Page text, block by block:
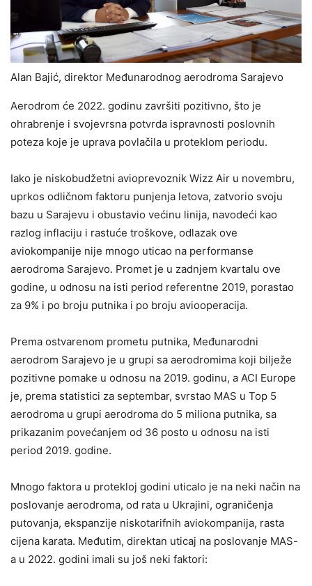
Alan Bajić, direktor Međunarodnog aerodroma Sarajevo
Aerodrom će 2022. godinu završiti pozitivno, što je
ohrabrenje i svojevrsna potvrda ispravnosti poslovnih
poteza koje je uprava povlačila u proteklom periodu.
Iako je niskobudžetni avioprevoznik Wizz Air u novembru,
uprkos odličnom faktoru punjenja letova, zatvorio svoju
bazu u Sarajevu i obustavio većinu linija, navodeći kao
razlog inflaciju i rastuće troškove, odlazak ove
aviokompanije nije mnogo uticao na performanse
aerodroma Sarajevo. Promet je u zadnjem kvartalu ove
godine, u odnosu na isti period referentne 2019, porastao
za 9% i po broju putnika i po broju aviooperacija.
Prema ostvarenom prometu putnika, Međunarodni
aerodrom Sarajevo je u grupi sa aerodromima koji bilježe
pozitivne pomake u odnosu na 2019. godinu, a ACI Europe
je, prema statistici za septembar, svrstao MAS u Top 5
aerodroma u grupi aerodroma do 5 miliona putnika, sa
prikazanim povećanjem od 36 posto u odnosu na isti
period 2019. godine.
Mnogo faktora u protekloj godini uticalo je na neki način na
poslovanje aerodroma, od rata u Ukrajini, ograničenja
putovanja, ekspanzije niskotarifnih aviokompanija, rasta
cijena karata. Međutim, direktan uticaj na poslovanje MAS-
a u 2022. godini imali su još neki faktori: